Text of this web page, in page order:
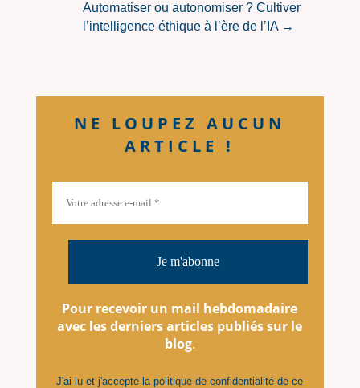
Automatiser ou autonomiser ? Cultiver
l’intelligence éthique à l’ère de l’IA→
NE LOUPEZ AUCUN
ARTICLE !
Pour recevoir un mail hebdomadaire
avec les derniers articles publiés sur le
blog.
J'ai lu et j'accepte lapolitique de confidentialité de ce